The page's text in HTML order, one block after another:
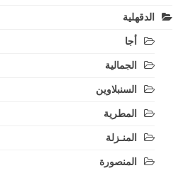
الدقهلية
أجا
الجمالية
السنبلاوين
المطرية
المنـزلة
المنصورة